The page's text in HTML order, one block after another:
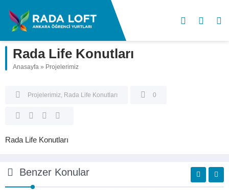
Rada Life Konutları
Anasayfa » Projelerimiz
Projelerimiz, Rada Life Konutları 0
Rada Life Konutları
Benzer Konular